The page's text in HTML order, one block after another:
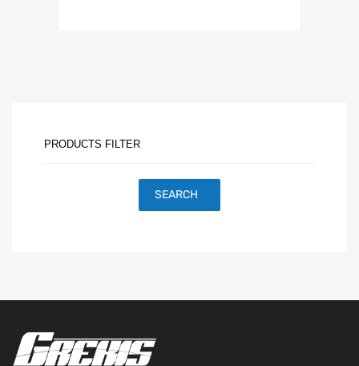
PRODUCTS FILTER
SEARCH